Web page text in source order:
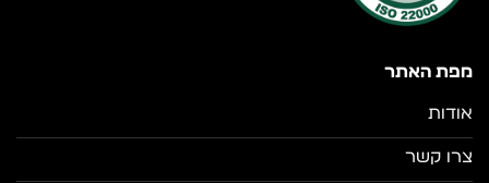
מפת האתר
אודות
צרו קשר